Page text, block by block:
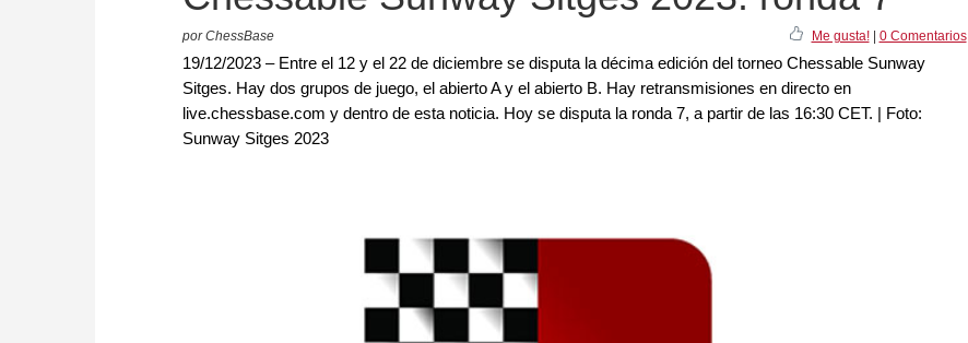
por ChessBase Me gusta!| 0 Comentarios
19/12/2023 – Entre el 12 y el 22 de diciembre se disputa la décima edición del torneo Chessable Sunway
Sitges. Hay dos grupos de juego, el abierto A y el abierto B. Hay retransmisiones en directo en
live.chessbase.com y dentro de esta noticia. Hoy se disputa la ronda 7, a partir de las 16:30 CET. | Foto:
Sunway Sitges 2023